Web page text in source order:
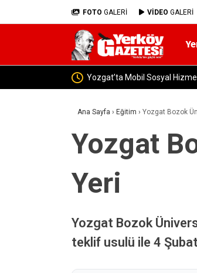
FOTO GALERİ VİDEO GALERİ
Yerköy İlçe Sağlık
Ana Sayfa › Eğitim › Yozgat Bozok
Yozgat
Yeri
Yozgat Bozok
teklif usulü ile 4